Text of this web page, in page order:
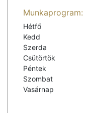
Munkaprogram:
Hétfő
Kedd
Szerda
Csütörtök
Péntek
Szombat
Vasárnap